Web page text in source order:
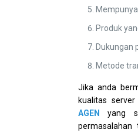
Produk
Dukungan
Metode
Jika anda
kualitas
AGEN
yang